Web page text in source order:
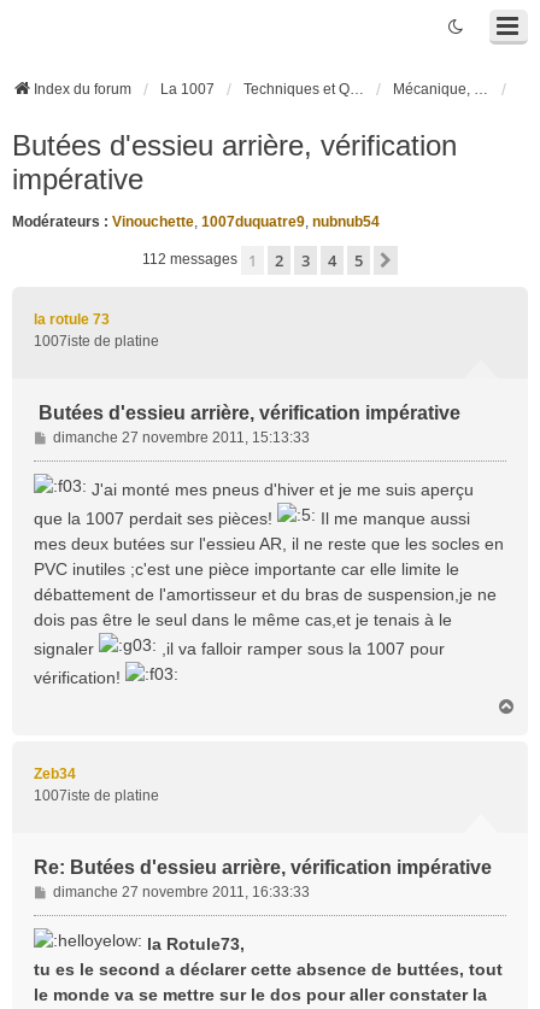
Index du forum La 1007 Techniques et Questions Mécanique, liaison au sol et pneumatiques
Butées d'essieu arrière, vérification
impérative
Modérateurs : Vinouchette, 1007duquatre9, nubnub54
112 messages 1 2 3 4 5
la rotule 73
1007iste de platine
Butées d'essieu arrière, vérification impérative
M
e
s
a
g
e
dimanche 27 novembre 2011, 15:13:33
J'ai monté mes pneus d'hiver et je me suis aperçu
que la 1007 perdait ses pièces!
Il me manque aussi
mes deux butées sur l'essieu AR, il ne reste que les socles en
PVC inutiles ;c'est une pièce importante car elle limite le
débattement de l'amortisseur et du bras de suspension,je ne
dois pas être le seul dans le même cas,et je tenais à le
signaler
,il va falloir ramper sous la 1007 pour
vérification!
Zeb34
1007iste de platine
Re: Butées d'essieu arrière, vérification impérative
M
e
s
a
g
dimanche 27 novembre 2011, 16:33:33
la Rotule73,
tu es le second a déclarer cette absence de buttées, tout
le monde va se mettre sur le dos pour aller constater la